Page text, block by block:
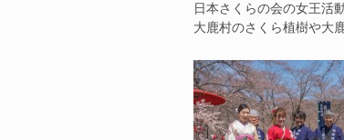
日本さくらの会の女王活
大鹿村のさくら植樹や大